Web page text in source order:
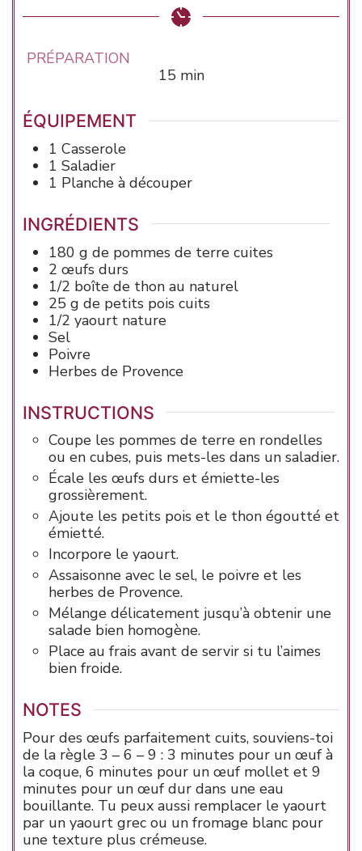
PRÉPARATION
15minutes
min
ÉQUIPEMENT
1 Casserole
1 Saladier
1 Planche à découper
INGRÉDIENTS
180 g de pommes de terre cuites
2 œufs durs
1/2 boîte de thon au naturel
25 g de petits pois cuits
1/2 yaourt nature
Sel
Poivre
Herbes de Provence
INSTRUCTIONS
Coupe les pommes de terre en rondelles
ou en cubes, puis mets-les dans un saladier.
Écale les œufs durs et émiette-les
grossièrement.
Ajoute les petits pois et le thon égoutté et
émietté.
Incorpore le yaourt.
Assaisonne avec le sel, le poivre et les
herbes de Provence.
Mélange délicatement jusqu’à obtenir une
salade bien homogène.
Place au frais avant de servir si tu l’aimes
bien froide.
NOTES
Pour des œufs parfaitement cuits, souviens-toi
de la règle 3 – 6 – 9 : 3 minutes pour un œuf à
la coque, 6 minutes pour un œuf mollet et 9
minutes pour un œuf dur dans une eau
bouillante. Tu peux aussi remplacer le yaourt
par un yaourt grec ou un fromage blanc pour
une texture plus crémeuse.